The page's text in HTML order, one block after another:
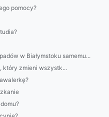
pomocy?
w Białymstoku samemu...
który zmieni wszystk...